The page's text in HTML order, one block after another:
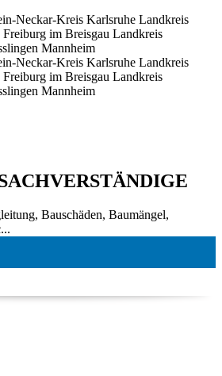
Neckar-Kreis Karlsruhe Landkreis
Freiburg im Breisgau Landkreis
Mannheim
Neckar-Kreis Karlsruhe Landkreis
Freiburg im Breisgau Landkreis
Mannheim
Bauschäden, Baumängel,